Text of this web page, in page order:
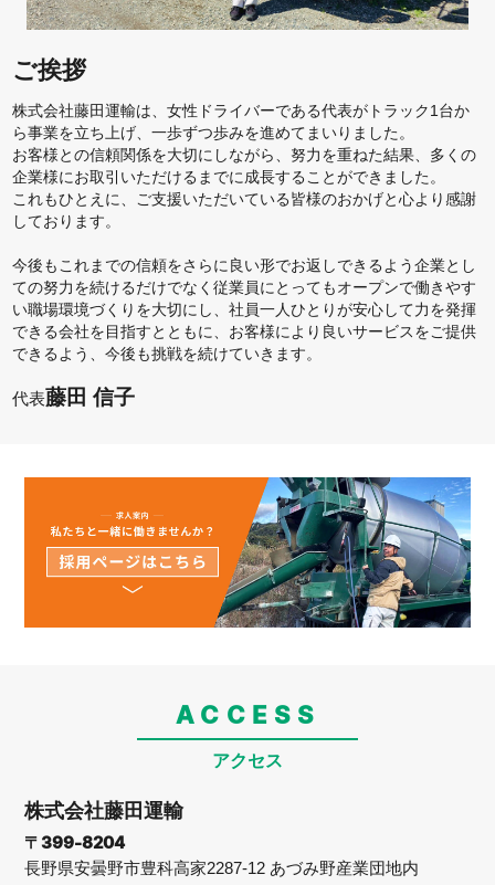
ご挨拶
株式会社藤田運輸は、女性ドライバーである代表がトラック1台か
ら事業を立ち上げ、一歩ずつ歩みを進めてまいりました。
お客様との信頼関係を大切にしながら、努力を重ねた結果、多くの
企業様にお取引いただけるまでに成長することができました。
これもひとえに、ご支援いただいている皆様のおかげと心より感謝
しております。
今後もこれまでの信頼をさらに良い形でお返しできるよう企業とし
ての努力を続けるだけでなく従業員にとってもオープンで働きやす
い職場環境づくりを大切にし、社員一人ひとりが安心して力を発揮
できる会社を目指すとともに、お客様により良いサービスをご提供
できるよう、今後も挑戦を続けていきます。
代表藤田 信子
ACCESS
アクセス
株式会社藤田運輸
〒399-8204
長野県安曇野市豊科高家2287-12 あづみ野産業団地内